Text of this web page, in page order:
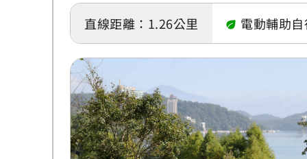
直線距離：1.26公里 電動輔助